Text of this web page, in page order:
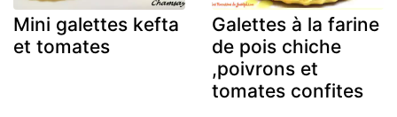
Mini galettes kefta
et tomates
Galettes à la farine
de pois chiche
,poivrons et
tomates confites